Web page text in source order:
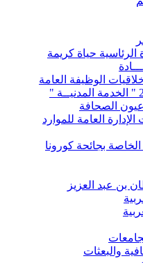
الرئاسية حياة كريمة
الوظيفة العامة
الصحافة
العامة للموارد
بجائحة كورونا
بن عبد العزيز
والبعثات